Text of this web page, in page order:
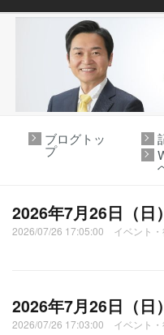
ブログトッ
プ
2026年7月26日（日
2026/07/26 17:05:00 イベント・
2026年7月26日（日
2026/07/26 17:03:00 イベント・